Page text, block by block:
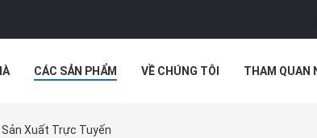
CÁC SẢN PHẨM VỀ CHÚNG TÔI THAM QUAN
Xuất Trực Tuyến